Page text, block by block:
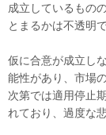
成立しているもの
とまるかは不透明で
仮に合意が成立し
能性があり、市場
次第では適用停止
れており、過度な